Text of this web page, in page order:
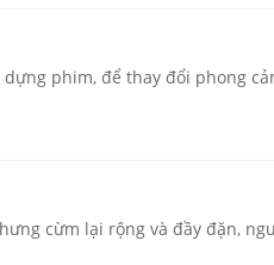
phim, để thay đổi phong
cừm lại rộng và đầy đặn,